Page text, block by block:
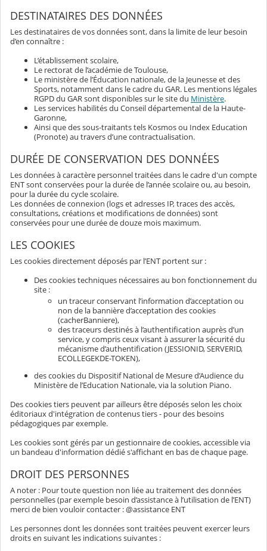
DESTINATAIRES DES DONNÉES
Les destinataires de vos données sont, dans la limite de leur besoin
d’en connaître :
L’établissement scolaire,
Le rectorat de l’académie de Toulouse,
Le ministère de l’Éducation nationale, de la Jeunesse et des
Sports, notamment dans le cadre du GAR. Les mentions légales
RGPD du GAR sont disponibles sur le site du Ministère.
Les services habilités du Conseil départemental de la Haute-
Garonne,
Ainsi que des sous-traitants tels Kosmos ou Index Education
(Pronote) au travers d’une contractualisation.
DURÉE DE CONSERVATION DES DONNÉES
Les données à caractère personnel traitées dans le cadre d'un compte
ENT sont conservées pour la durée de l’année scolaire ou, au besoin,
pour la durée du cycle scolaire.
Les données de connexion (logs et adresses IP, traces des accès,
consultations, créations et modifications de données) sont
conservées pour une durée de douze mois maximum.
LES COOKIES
Les cookies directement déposés par l’ENT portent sur :
Des cookies techniques nécessaires au bon fonctionnement du
site :
un traceur conservant l’information d’acceptation ou
non de la bannière d’acceptation des cookies
(cacherBanniere),
des traceurs destinés à l’authentification auprès d’un
service, y compris ceux visant à assurer la sécurité du
mécanisme d’authentification (JESSIONID, SERVERID,
ECOLLEGEKDE-TOKEN),
des cookies du Dispositif National de Mesure d’Audience du
Ministère de l’Education Nationale, via la solution Piano.
Des cookies tiers peuvent par ailleurs être déposés selon les choix
éditoriaux d'intégration de contenus tiers - pour des besoins
pédagogiques par exemple.
Les cookies sont gérés par un gestionnaire de cookies, accessible via
un bandeau d'information dédié s'affichant en bas de chaque page.
DROIT DES PERSONNES
A noter : Pour toute question non liée au traitement des données
personnelles (par exemple besoin d’assistance à l’utilisation de l’ENT)
merci de bien vouloir contacter : @assistance ENT
Les personnes dont les données sont traitées peuvent exercer leurs
droits en suivant les indications suivantes :